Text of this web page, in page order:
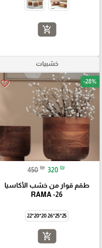
add_shopping_cart
خشبيات
favorite_border -28%
450 ₪ 320 ₪
طقم قوار من خشب الأكاسيا
RAMA -26
25*25*26 20*20*22
add_shopping_cart